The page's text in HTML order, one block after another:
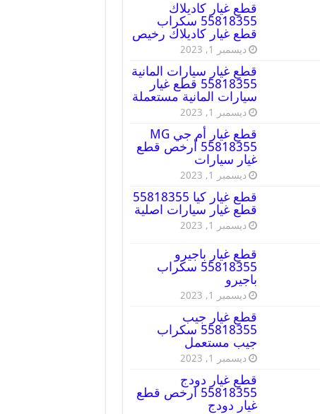
قطع غيار كاديلاك
55818355 سكراب
قطع غيار كاديلاك رخيص
ديسمبر 1, 2023
قطع غيار سيارات المانية
55818355 قطع غيار
سيارات المانية مستعملة
ديسمبر 1, 2023
قطع غيار أم جي MG
55818355 أرخص قطع
غيار سيارات
ديسمبر 1, 2023
قطع غيار كيا 55818355
قطع غيار سيارات اصلية
ديسمبر 1, 2023
قطع غيار باجيرو
55818355 سكراب
باجيرو
ديسمبر 1, 2023
قطع غيار جيب
55818355 سكراب
جيب مستعمل
ديسمبر 1, 2023
قطع غيار دودج
55818355 ارخص قطع
غيار دودج